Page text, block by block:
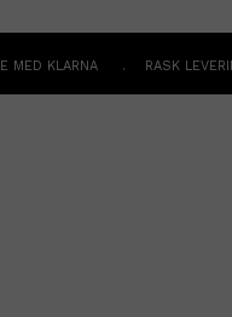
MED KLARNA . RASK